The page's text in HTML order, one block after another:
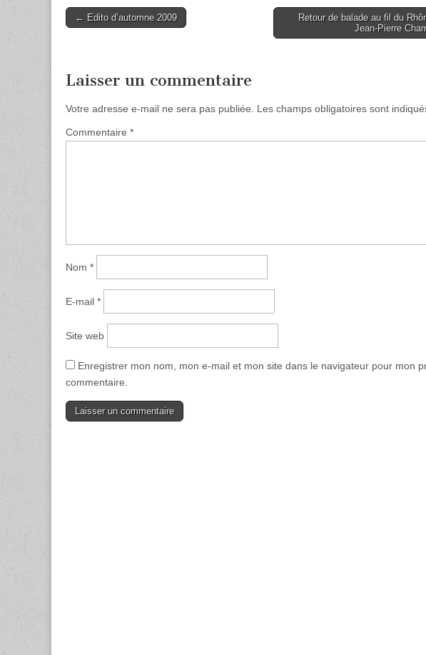
Post
← Edito d’automne 2009
Retour de balade au fil du
Jean-Pierre
Laisser un commentaire
Votre adresse e-mail ne sera pas publiée. Les champs obligatoires sont
Commentaire *
Nom *
E-mail *
Site web
Enregistrer mon nom, mon e-mail et mon site dans le navigateur pour mon
commentaire.